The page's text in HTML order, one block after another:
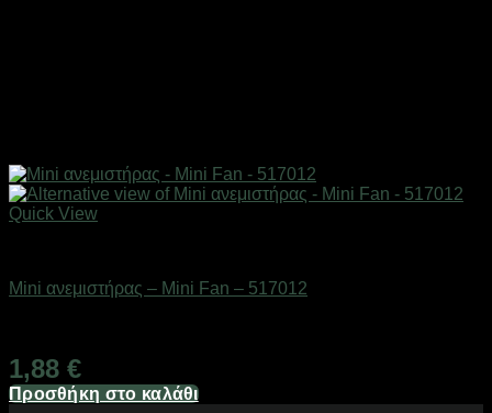
Quick View
Mini ανεμιστήρας – Mini Fan – 517012
1,88 €
Προσθήκη στο καλάθι